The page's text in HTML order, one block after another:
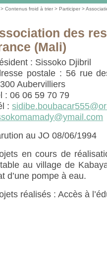
>Contenus froid à trier >Participer >
des
(Mali)
: Sissoko Djibril
postale : 56 rue
Aubervilliers
: 06 06 59 70 79
:
au JO 08/06/1994
en cours de
au village de
d’une pompe à eau.
réalisés : Accès à